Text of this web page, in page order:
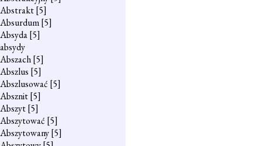
Abstrakt[5]
Absurdum[5]
Absyda[5]
absydy
Abszach[5]
Abszlus [5]
Abszlusować [5]
Absznit[5]
Abszyt[5]
Abszytować [5]
Abszytowany[5]